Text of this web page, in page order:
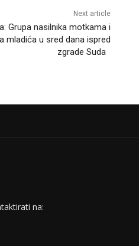
Next article
Grupa nasilnika motkama i
mladića u sred dana ispred
zgrade Suda
na: